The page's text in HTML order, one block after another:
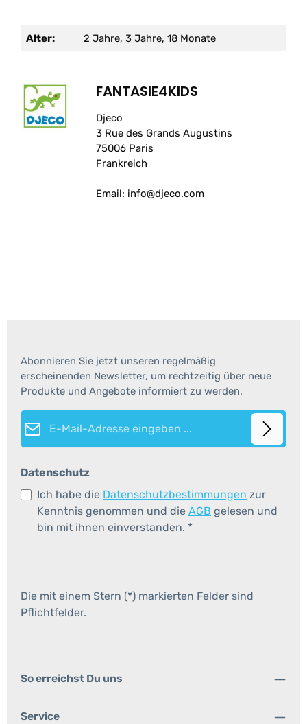
Alter: 2 Jahre, 3 Jahre, 18 Monate
FANTASIE4KIDS
Djeco
3 Rue des Grands Augustins
75006 Paris
Frankreich
Email: info@djeco.com
Abonnieren Sie jetzt unseren regelmäßig
erscheinenden Newsletter, um rechtzeitig über neue
Produkte und Angebote informiert zu werden.
E-Mail-Adresse*
Datenschutz
Ich habe die Datenschutzbestimmungen zur
Kenntnis genommen und die AGB gelesen und
bin mit ihnen einverstanden. *
Die mit einem Stern (*) markierten Felder sind
Pflichtfelder.
So erreichst Du uns
Service